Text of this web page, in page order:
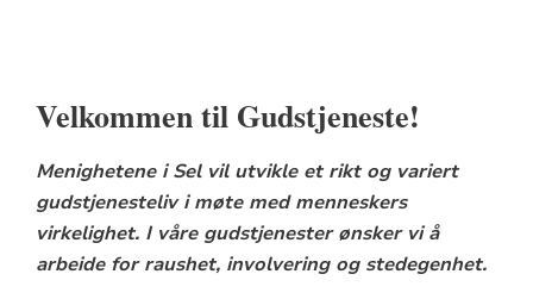
Velkommen til Gudstjeneste!
Menighetene i Sel vil utvikle et rikt og variert
gudstjenesteliv i møte med menneskers
virkelighet. I våre gudstjenester ønsker vi å
arbeide for raushet, involvering og stedegenhet.